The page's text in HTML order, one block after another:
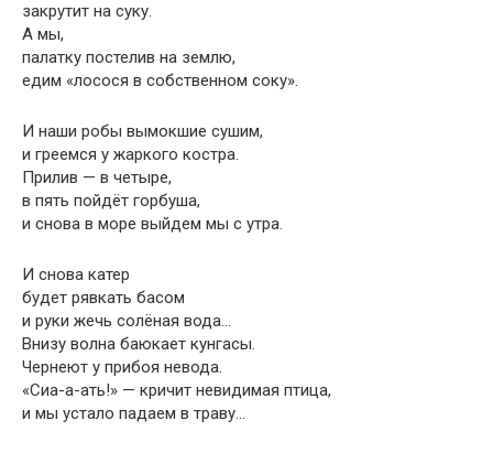
закрутит на суку.
А мы,
палатку постелив на землю,
едим «лосося в собственном соку».
И наши робы вымокшие сушим,
и греемся у жаркого костра.
Прилив — в четыре,
в пять пойдёт горбуша,
и снова в море выйдем мы с утра.
И снова катер
будет рявкать басом
и руки жечь солёная вода…
Внизу волна баюкает кунгасы.
Чернеют у прибоя невода.
«Сиа-а-ать!» — кричит невидимая птица,
и мы устало падаем в траву…